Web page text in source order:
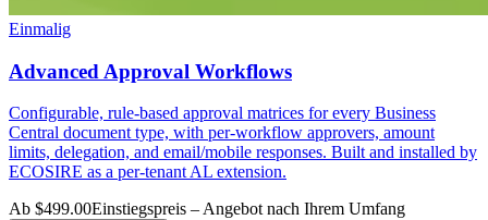
Einmalig
Advanced Approval Workflows
Configurable, rule-based approval matrices for every Business
Central document type, with per-workflow approvers, amount
limits, delegation, and email/mobile responses. Built and installed by
ECOSIRE as a per-tenant AL extension.
Ab $499.00Einstiegspreis – Angebot nach Ihrem Umfang